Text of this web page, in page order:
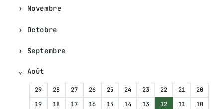
Novembre
Octobre
Septembre
Août
29 28 27 26 25 24 23 22 21
20
19
18 17 16 15 14 13 12 11
10